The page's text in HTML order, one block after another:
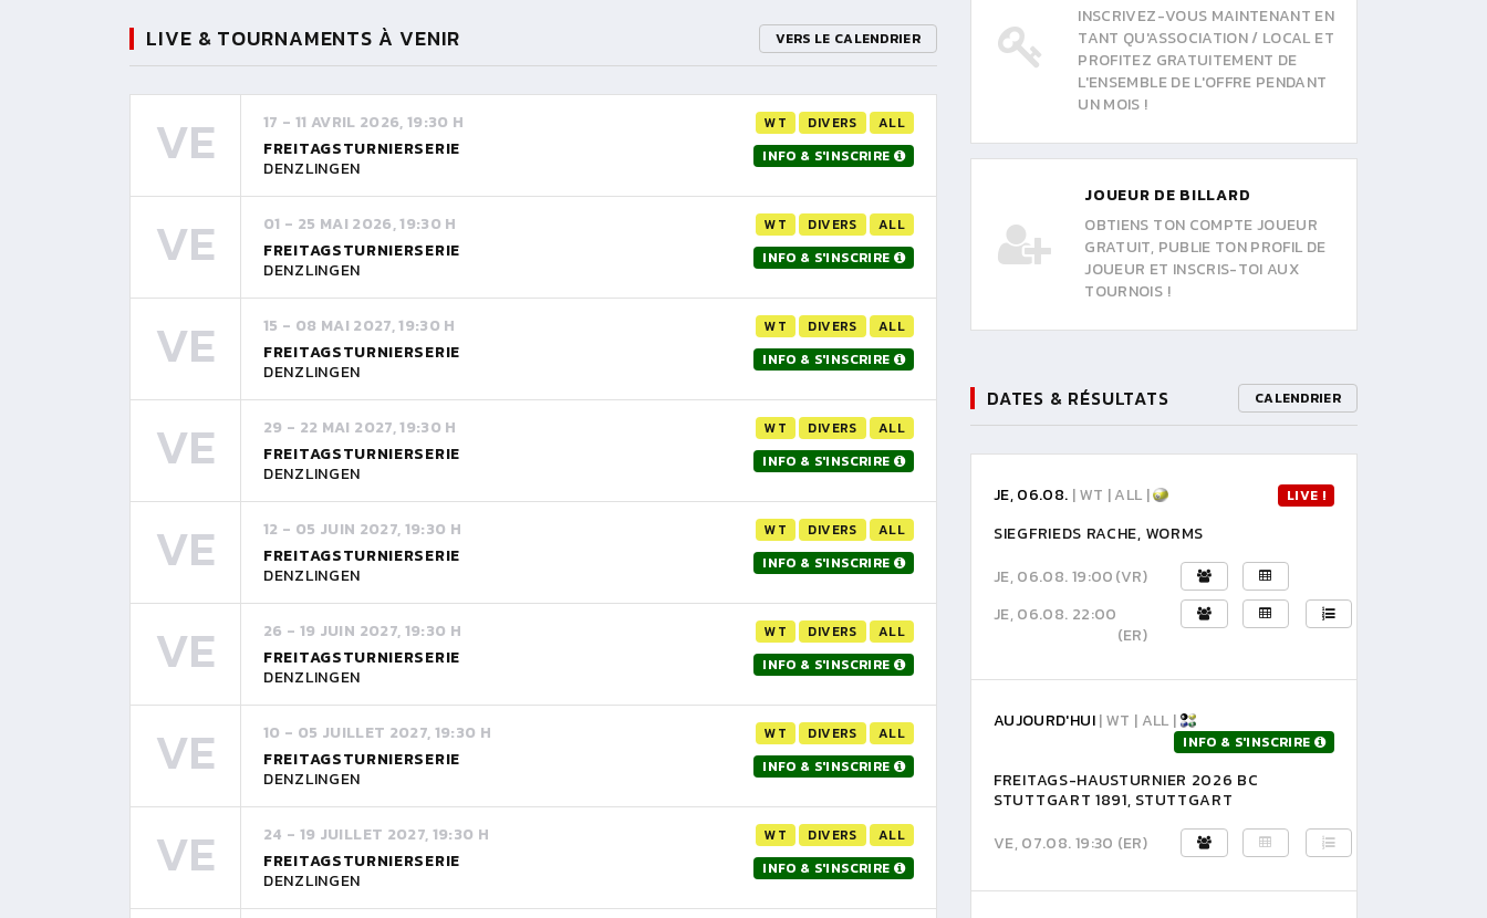
LIVE & TOURNAMENTS À VENIR VERS LE CALENDRIER
VE 17 - 11 AVRIL 2026, 19:30 H WT DIVERS ALL
FREITAGSTURNIERSERIE
DENZLINGEN
INFO & S'INSCRIRE
VE 01 - 25 MAI 2026, 19:30 H WT DIVERS ALL
FREITAGSTURNIERSERIE
DENZLINGEN
INFO & S'INSCRIRE
VE 15 - 08 MAI 2027, 19:30 H WT DIVERS ALL
FREITAGSTURNIERSERIE
DENZLINGEN
INFO & S'INSCRIRE
VE 29 - 22 MAI 2027, 19:30 H WT DIVERS ALL
FREITAGSTURNIERSERIE
DENZLINGEN
INFO & S'INSCRIRE
VE 12 - 05 JUIN 2027, 19:30 H WT DIVERS ALL
FREITAGSTURNIERSERIE
DENZLINGEN
INFO & S'INSCRIRE
VE 26 - 19 JUIN 2027, 19:30 H WT DIVERS ALL
FREITAGSTURNIERSERIE
DENZLINGEN
INFO & S'INSCRIRE
VE 10 - 05 JUILLET 2027, 19:30 H WT DIVERS ALL
FREITAGSTURNIERSERIE
DENZLINGEN
INFO & S'INSCRIRE
VE 24 - 19 JUILLET 2027, 19:30 H WT DIVERS ALL
FREITAGSTURNIERSERIE
DENZLINGEN
INFO & S'INSCRIRE
INSCRIVEZ-VOUS MAINTENANT EN
TANT QU'ASSOCIATION / LOCAL ET
PROFITEZ GRATUITEMENT DE
L'ENSEMBLE DE L'OFFRE PENDANT
UN MOIS !
JOUEUR DE BILLARD
OBTIENS TON COMPTE JOUEUR
GRATUIT, PUBLIE TON PROFIL DE
JOUEUR ET INSCRIS-TOI AUX
TOURNOIS !
DATES & RÉSULTATS CALENDRIER
JE, 06.08. | WT | ALL | LIVE !
SIEGFRIEDS RACHE, WORMS
JE, 06.08. 19:00(VR)
JE, 06.08. 22:00
(ER)
AUJOURD'HUI| WT | ALL |
INFO & S'INSCRIRE
FREITAGS-HAUSTURNIER 2026 BC
STUTTGART 1891, STUTTGART
VE, 07.08. 19:30 (ER)